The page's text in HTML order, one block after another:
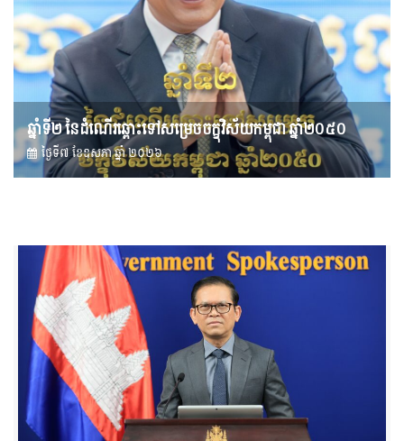
ឆ្នាំទី២ នៃដំណើរឆ្ពោះទៅសម្រេច​ចក្ខុវិស័យ​កម្ពុជា ឆ្នាំ២០៥០
ថ្ងៃទី៧ ខែ​ឧសភា ឆ្នាំ ២០២៦